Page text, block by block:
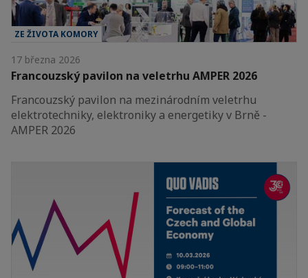
ZE ŽIVOTA KOMORY
17 března 2026
Francouzský pavilon na veletrhu AMPER 2026
Francouzský pavilon na mezinárodním veletrhu
elektrotechniky, elektroniky a energetiky v Brně -
AMPER 2026